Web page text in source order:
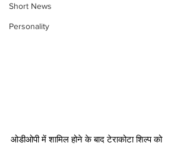
Short News
Personality
ओडीओपी में शामिल होने के बाद टेराकोटा शिल्प को